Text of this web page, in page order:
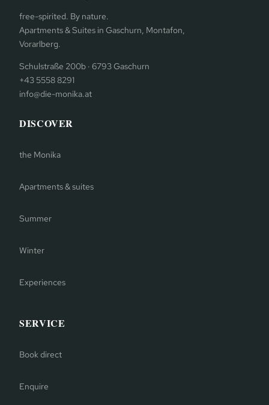
free-spirited. By nature.
Apartments & Suites in Gaschurn, Montafon,
Vorarlberg.
Schulstraße 200b · 6793 Gaschurn
+43 5558 8291
info@die-monika.at
DISCOVER
the Monika
Apartments & suites
Summer
Winter
Experiences
SERVICE
Book direct
Enquire